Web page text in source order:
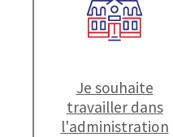
Je souhaite
travailler dans
l'administration